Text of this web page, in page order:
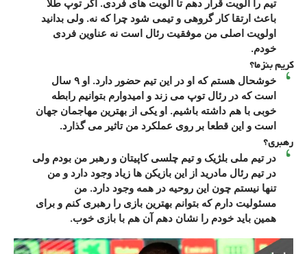
تیم را الویت قرار دهم تا الویت های فردی. اگر توپ طلا
باعث ارتقا کار گروهی و تیمی شود چرا که نه. ولی بدانید
اولویت اصلی من موفقیت رئال است نه عناوین فردی
خودم.
کریم بنزما؟
خوشحال هستم که او در این تیم حضور دارد. او ۹ سال
است که در رئال توپ می زند و امیدوارم بتوانیم رابطه
خوبی با هم داشته باشیم. او یکی از بهترین مهاجمان جهان
است و این قطعا بر روی عملکرد من تاثیر می گذارد.
رهبری؟
در تیم ملی بلژیک و تیم چلسی کاپیتان و رهبر من بودم ولی
در تیم رئال مادرید از این بازیکن ها زیاد وجود دارد و من
تنها نیستم چون این روحیه در همه وجود دارد. من
مسئولیت دارم که بتوانم بهترین بازی را رهبری کنم و برای
همین باید خودم را نشان دهم آن هم با بازی خوب.